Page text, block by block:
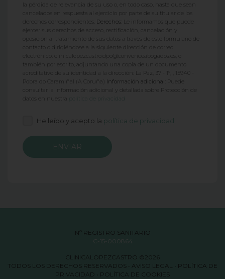
la pérdida de relevancia de su uso o, en todo caso, hasta que sean
cancelados en respuesta al ejercicio por parte de su titular de los
derechos correspondientes. Derechos:
Le informamos que puede
ejercer sus derechos de acceso, rectificación, cancelación y
oposición al tratamiento de sus datos a través de este formulario de
contacto o dirigiéndose a la siguiente dirección de correo
electrónico: clinicalopezcastro.dpo@convenceabogados.es, o
también por escrito, adjuntando una copia de un documento
acreditativo de su identidad a la dirección: La Paz, 37 - 1º, , 15940 -
Pobra do Caramiñal (A Coruña) Información adicional: Puede
consultar la información adicional y detallada sobre Protección de
datos en nuestra
política de privacidad
He leído y acepto la política de privacidad
Nº REGISTRO SANITARIO
C-15-000864
CLINICALOPEZCASTRO ©2026
TODOS LOS DERECHOS RESERVADOS • AVISO LEGAL • POLÍTICA DE
PRIVACIDAD
• POLÍTICA DE COOKIES